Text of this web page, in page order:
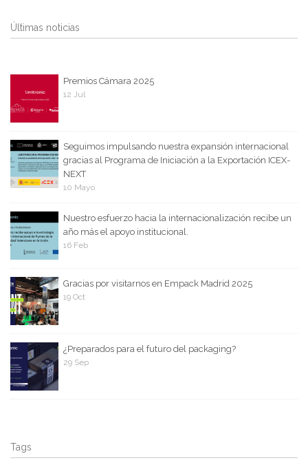
Últimas noticias
Premios Cámara 2025
12 Jul
Seguimos impulsando nuestra expansión internacional
gracias al Programa de Iniciación a la Exportación ICEX-
NEXT
10 Mayo
Nuestro esfuerzo hacia la internacionalización recibe un
año más el apoyo institucional.
16 Feb
Gracias por visitarnos en Empack Madrid 2025
19 Oct
¿Preparados para el futuro del packaging?
29 Sep
Tags